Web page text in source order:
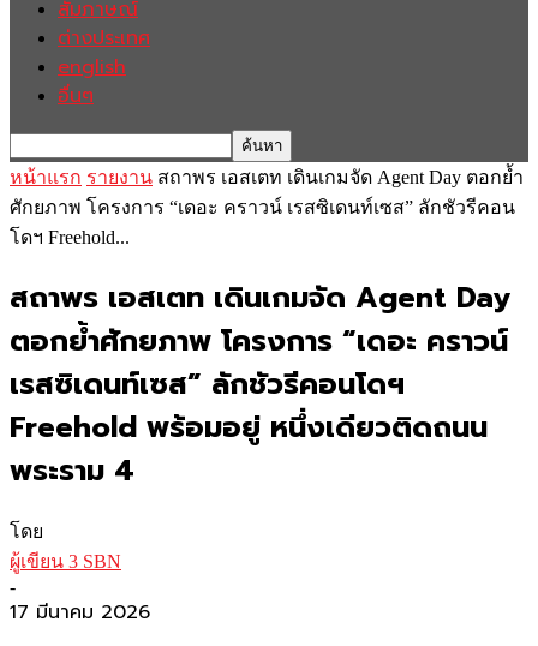
สัมภาษณ์
ต่างประเทศ
english
อื่นๆ
หน้าแรก รายงาน สถาพร เอสเตท เดินเกมจัด Agent Day ตอกย้ำ
ศักยภาพ โครงการ “เดอะ คราวน์ เรสซิเดนท์เซส” ลักชัวรีคอน
โดฯ Freehold...
สถาพร เอสเตท เดินเกมจัด Agent Day
ตอกย้ำศักยภาพ โครงการ “เดอะ คราวน์
เรสซิเดนท์เซส” ลักชัวรีคอนโดฯ
Freehold พร้อมอยู่ หนึ่งเดียวติดถนน
พระราม 4
โดย
ผู้เขียน 3 SBN
-
17 มีนาคม 2026